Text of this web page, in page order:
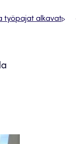
työpajat alkavat